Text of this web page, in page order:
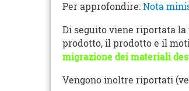
Per approfondire: Nota
Di seguito viene riportata
prodotto, il prodotto e il
migrazione dei materiali
Vengono inoltre riportati